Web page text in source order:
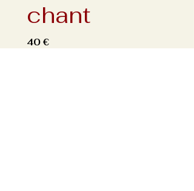
chant
40 €